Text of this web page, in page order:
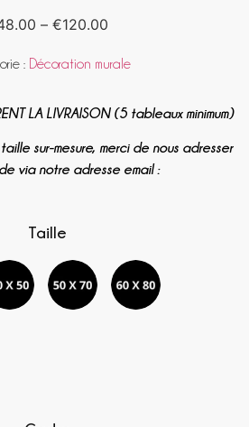
– €120.00
: Décoration murale
LA LIVRAISON (5 tableaux minimum)
sur-mesure, merci de nous adresser
via notre adresse email :
Taille